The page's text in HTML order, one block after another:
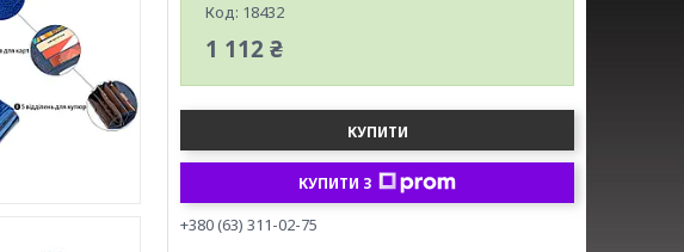
Код: 18432
1 112 ₴
КУПИТИ
КУПИТИ З
+380 (63) 311-02-75